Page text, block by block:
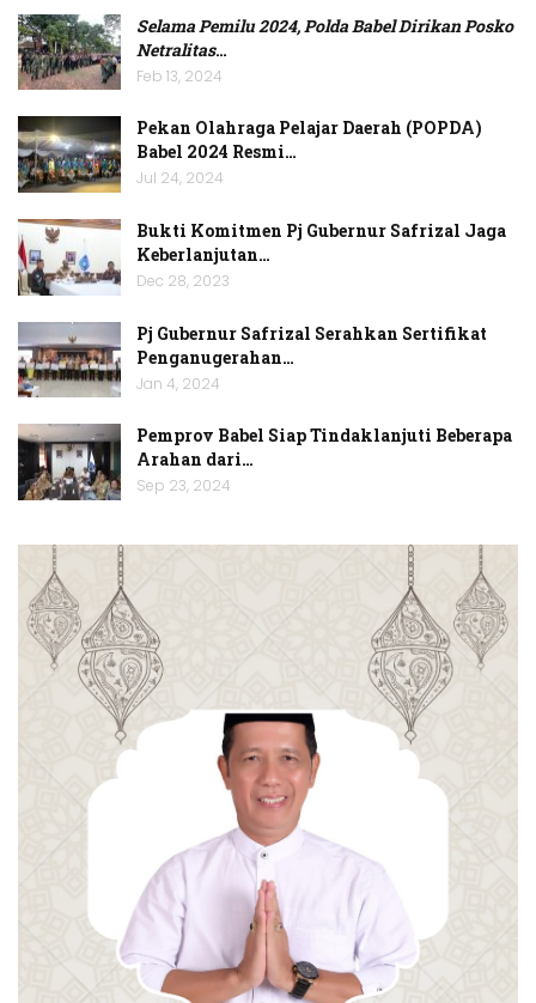
Selama Pemilu 2024, Polda Babel Dirikan Posko
Netralitas…
Feb 13, 2024
Pekan Olahraga Pelajar Daerah (POPDA)
Babel 2024 Resmi…
Jul 24, 2024
Bukti Komitmen Pj Gubernur Safrizal Jaga
Keberlanjutan…
Dec 28, 2023
Pj Gubernur Safrizal Serahkan Sertifikat
Penganugerahan…
Jan 4, 2024
Pemprov Babel Siap Tindaklanjuti Beberapa
Arahan dari…
Sep 23, 2024